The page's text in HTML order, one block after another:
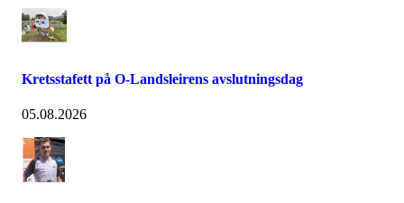
Kretsstafett på O-Landsleirens avslutningsdag
05.08.2026